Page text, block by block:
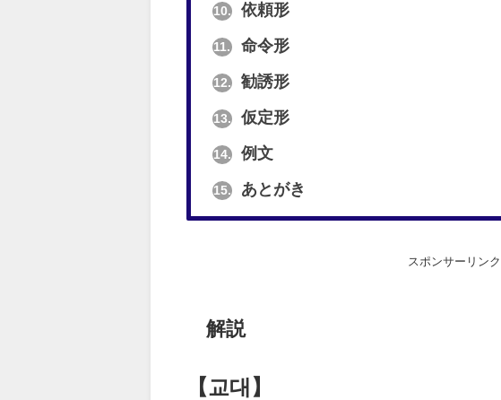
10. 依頼形
11. 命令形
12. 勧誘形
13. 仮定形
14. 例文
15. あとがき
スポンサーリンク
解説
【교대】